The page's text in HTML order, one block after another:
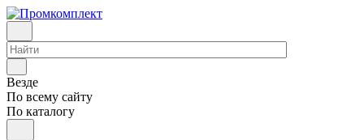
Везде
По всему сайту
По каталогу